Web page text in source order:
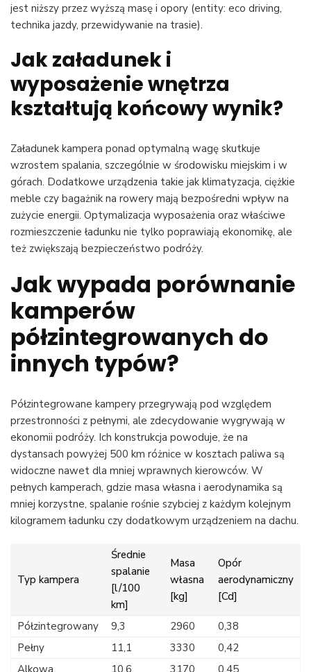
jest niższy przez wyższą masę i opory (entity: eco driving,
technika jazdy, przewidywanie na trasie).
Jak załadunek i
wyposażenie wnętrza
kształtują końcowy wynik?
Załadunek kampera ponad optymalną wagę skutkuje
wzrostem spalania, szczególnie w środowisku miejskim i w
górach. Dodatkowe urządzenia takie jak klimatyzacja, ciężkie
meble czy bagażnik na rowery mają bezpośredni wpływ na
zużycie energii. Optymalizacja wyposażenia oraz właściwe
rozmieszczenie ładunku nie tylko poprawiają ekonomikę, ale
też zwiększają bezpieczeństwo podróży.
Jak wypada porównanie
kamperów
półzintegrowanych do
innych typów?
Półzintegrowane kampery przegrywają pod względem
przestronności z pełnymi, ale zdecydowanie wygrywają w
ekonomii podróży. Ich konstrukcja powoduje, że na
dystansach powyżej 500 km różnice w kosztach paliwa są
widoczne nawet dla mniej wprawnych kierowców. W
pełnych kamperach, gdzie masa własna i aerodynamika są
mniej korzystne, spalanie rośnie szybciej z każdym kolejnym
kilogramem ładunku czy dodatkowym urządzeniem na dachu.
Typ kampera
Średnie
spalanie
[l/100
km]
Masa
własna
[kg]
Opór
aerodynamiczny
[Cd]
Półzintegrowany 9,3 2960
0,38
Pełny
11,1 3330
0,42
Alkowa
10,6 3170 0,45